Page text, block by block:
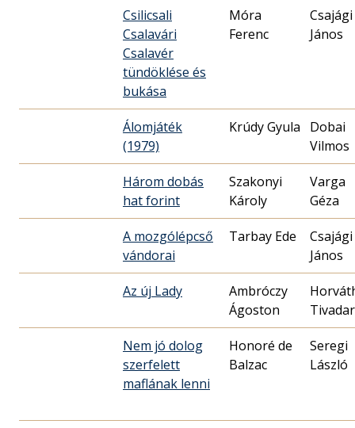
Csilicsali
Csalavári
Csalavér
tündöklése és
bukása
Móra
Ferenc
Csajági
János
Álomjáték
(1979)
Krúdy Gyula
Dobai
Vilmos
Három dobás
hat forint
Szakonyi
Károly
Varga
Géza
A mozgólépcső
vándorai
Tarbay Ede
Csajági
János
Az új Lady
Ambróczy
Ágoston
Tivadar
Nem jó dolog
szerfelett
maflának lenni
Honoré de
Balzac
Seregi
László